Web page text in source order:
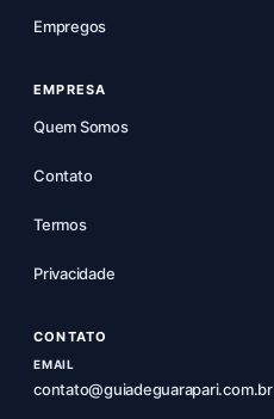
Empregos
EMPRESA
Quem Somos
Contato
Termos
Privacidade
CONTATO
EMAIL
contato@guiadeguarapari.com.br